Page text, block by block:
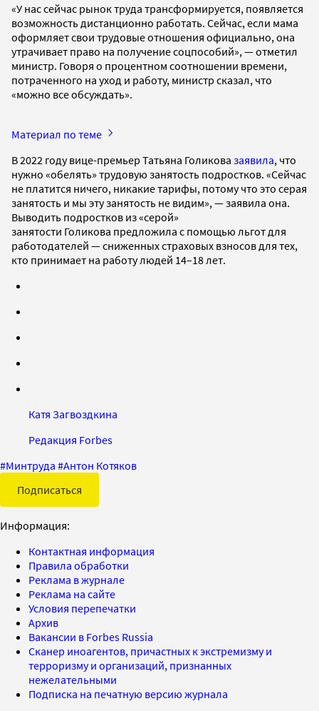
«У нас сейчас рынок труда трансформируется, появляется
возможность дистанционно работать. Сейчас, если мама
оформляет свои трудовые отношения официально, она
утрачивает право на получение соцпособий», — отметил
министр. Говоря о процентном соотношении времени,
потраченного на уход и работу, министр сказал, что
«можно все обсуждать».
Материал по теме
В 2022 году вице-премьер Татьяна Голикова заявила, что
нужно «обелять» трудовую занятость подростков. «Сейчас
не платится ничего, никакие тарифы, потому что это серая
занятость и мы эту занятость не видим», — заявила она.
Выводить подростков из «серой»
занятости Голикова предложила с помощью льгот для
работодателей — сниженных страховых взносов для тех,
кто принимает на работу людей 14–18 лет.
Катя Загвоздкина
Редакция Forbes
#Минтруда #Антон Котяков
Подписаться
Информация:
Контактная информация
Правила обработки
Реклама в журнале
Реклама на сайте
Условия перепечатки
Архив
Вакансии в Forbes Russia
Сканер иноагентов, причастных к экстремизму и
терроризму и организаций, признанных
нежелательными
Подписка на печатную версию журнала